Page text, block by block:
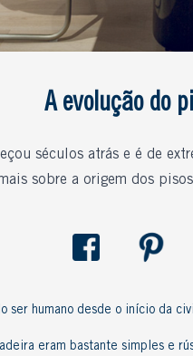
A evolução do
séculos atrás e é de
sobre a origem dos
humano desde o início da
eram bastante simples e